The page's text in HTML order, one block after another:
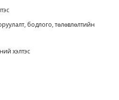
бодлого, төлөвлөлтийн
хэлтэс